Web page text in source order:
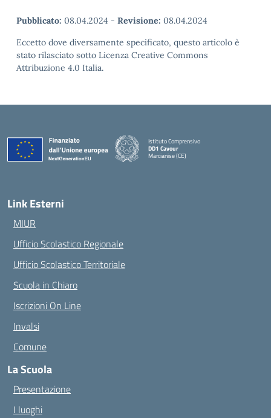
Pubblicato: 08.04.2024 - Revisione: 08.04.2024
Eccetto dove diversamente specificato, questo articolo è
stato rilasciato sotto Licenza Creative Commons
Attribuzione 4.0 Italia.
Istituto Comprensivo
DD1 Cavour
Marcianise (CE)
Link Esterni
MIUR
Ufficio Scolastico Regionale
Ufficio Scolastico Territoriale
Scuola in Chiaro
Iscrizioni On Line
Invalsi
Comune
La Scuola
Presentazione
I luoghi